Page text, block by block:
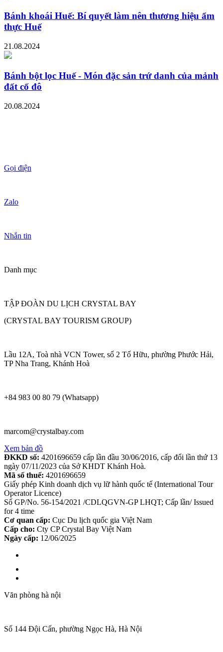
Bánh khoái Huế: Bí quyết làm nên thương hiệu ẩm
thực Huế
21.08.2024
Bánh bột lọc Huế - Món đặc sản trứ danh của mảnh
đất cố đô
20.08.2024
Gọi điện
Zalo
Nhắn tin
Danh mục
TẬP ĐOÀN DU LỊCH CRYSTAL BAY
(CRYSTAL BAY TOURISM GROUP)
Lầu 12A, Toà nhà VCN Tower, số 2 Tố Hữu, phường Phước Hải,
TP Nha Trang, Khánh Hoà
+84 983 00 80 79 (Whatsapp)
marcom@crystalbay.com
Xem bản đồ
ĐKKD số: 4201696659 cấp lần đầu 30/06/2016, cấp đổi lần thứ 13
ngày 07/11/2023 của Sở KHDT Khánh Hoà.
Mã số thuế: 4201696659
Giấy phép Kinh doanh dịch vụ lữ hành quốc tế (International Tour
Operator Licence)
Số GP/No. 56-154/2021 /CDLQGVN-GP LHQT; Cấp lần/ Issued
for 4 time
Cơ quan cấp: Cục Du lịch quốc gia Việt Nam
Cấp cho: Cty CP Crystal Bay Việt Nam
Ngày cấp: 12/06/2025
Văn phòng hà nội
Số 144 Đội Cấn, phường Ngọc Hà, Hà Nội